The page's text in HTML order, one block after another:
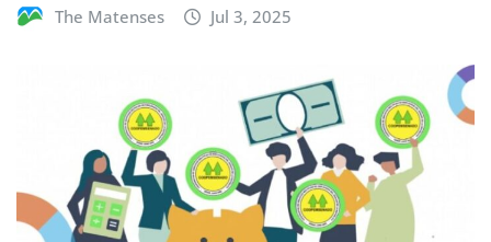
The Matenses Jul 3, 2025